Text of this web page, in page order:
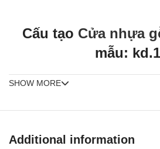
Cấu tạo Cửa nhựa
mẫu:
Khung bao chuẩn (55 x 100)mm (Làm
SHOW MORE
Additional information